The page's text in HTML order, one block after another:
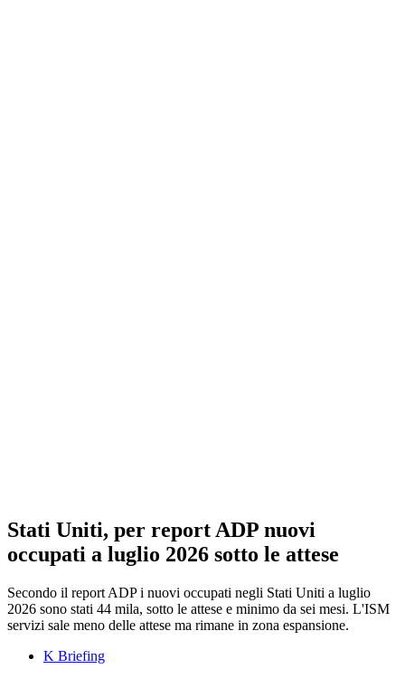
Stati Uniti, per report ADP nuovi
occupati a luglio 2026 sotto le attese
Secondo il report ADP i nuovi occupati negli Stati Uniti a luglio
2026 sono stati 44 mila, sotto le attese e minimo da sei mesi. L'ISM
servizi sale meno delle attese ma rimane in zona espansione.
K Briefing